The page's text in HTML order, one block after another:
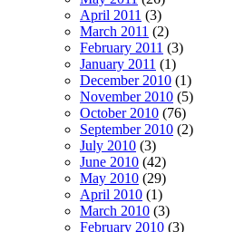
April 2011 (3)
March 2011 (2)
February 2011 (3)
January 2011 (1)
December 2010 (1)
November 2010 (5)
October 2010 (76)
September 2010 (2)
July 2010 (3)
June 2010 (42)
May 2010 (29)
April 2010 (1)
March 2010 (3)
February 2010 (3)